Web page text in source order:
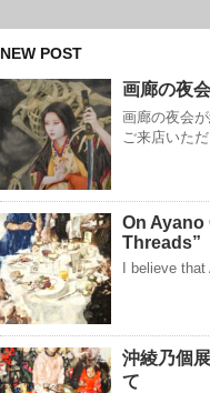
NEW POST
画廊の夜
画廊の夜会
ご来店いた
On Ayano
Threads”
I believe
沖綾乃個
て